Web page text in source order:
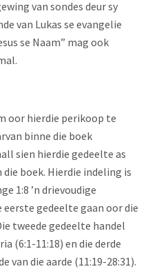
van sondes deur sy
van Lukas se evangelie
se Naam” mag ook
oor hierdie perikoop te
binne die boek
sien hierdie gedeelte as
boek. Hierdie indeling is
1:8 ’n drievoudige
gedeelte gaan oor die
tweede gedeelte handel
(6:1-11:18) en die derde
van die aarde (11:19-28:31).